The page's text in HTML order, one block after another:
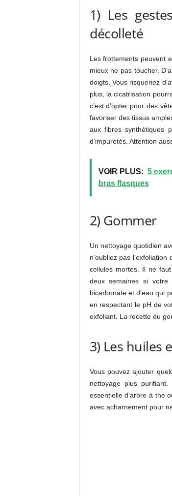
1) Les
décolleté
Les frottements peuvent
mieux ne pas toucher.
doigts. Vous risqueriez
plus, la cicatrisation
c’est d’opter pour des
favoriser des tissus
aux fibres synthétiques
d’impuretés. Attention
VOIR PLUS: 5
bras flasques
2) Gommer
Un nettoyage quotidien
n’oubliez pas
cellules mortes. Il ne
deux semaines si
bicarbonate et d’eau qui
en respectant le pH de
exfoliant. La recette du
3) Les huiles
Vous pouvez ajouter
nettoyage plus
essentielle d’arbre à thé
avec acharnement pour